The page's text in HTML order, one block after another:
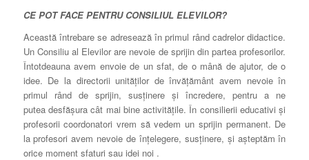
CE POT FACE PENTRU CONSILIUL ELEVILOR?
Această întrebare se adresează în primul rând cadrelor didactice.
Un Consiliu al Elevilor are nevoie de sprijin din partea profesorilor.
Întotdeauna avem envoie de un sfat, de o mână de ajutor, de o
idee. De la directorii unităţilor de învăţământ avem nevoie în
primul rând de sprijin, susţinere şi încredere, pentru a ne
putea desfăşura cât mai bine activităţile. În consilierii educativi şi
profesorii coordonatori vrem să vedem un sprijin permanent. De
la profesori avem nevoie de înţelegere, susţinere, şi aşteptăm în
orice moment sfaturi sau idei noi .